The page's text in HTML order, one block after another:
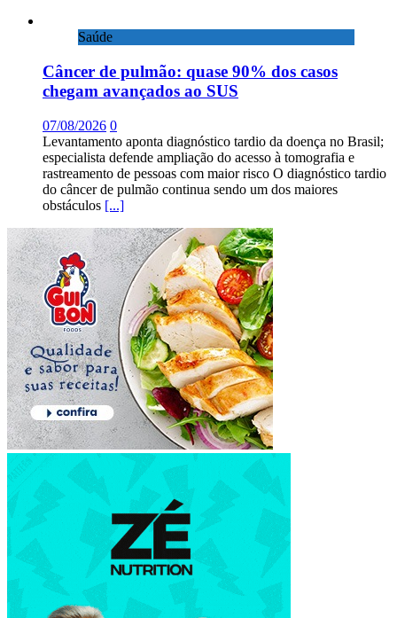
Saúde
Câncer de pulmão: quase 90% dos casos
chegam avançados ao SUS
07/08/2026 0
Levantamento aponta diagnóstico tardio da doença no Brasil;
especialista defende ampliação do acesso à tomografia e
rastreamento de pessoas com maior risco O diagnóstico tardio
do câncer de pulmão continua sendo um dos maiores
obstáculos [...]